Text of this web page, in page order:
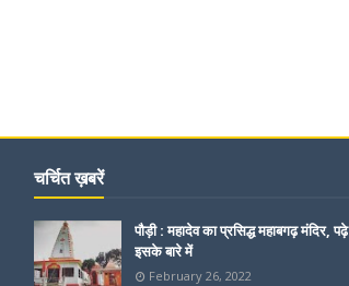
चर्चित ख़बरें
पौड़ी : महादेव का प्रसिद्ध महाबगढ़ मंदिर, पढ़े
इसके बारे में
February 26, 2022